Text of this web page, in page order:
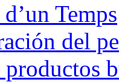
Temps
del
productos